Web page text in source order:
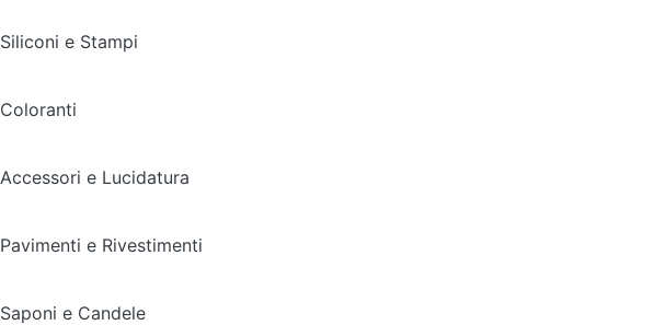
Siliconi e Stampi
Coloranti
Accessori e Lucidatura
Pavimenti e Rivestimenti
Saponi e Candele